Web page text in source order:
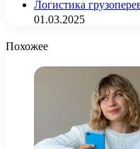
Логистика
01.03.2025
Похожее